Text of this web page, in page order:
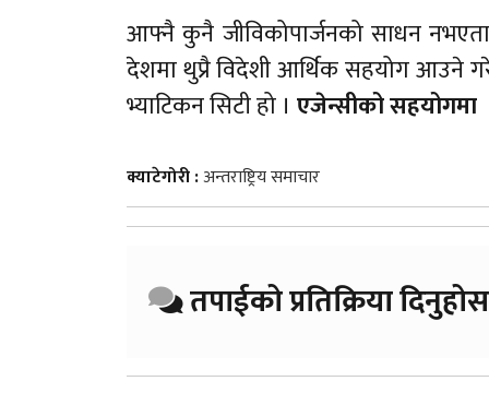
आफ्नै कुनै जीविकोपार्जनको साधन
देशमा थुप्रै विदेशी आर्थिक सहयोग आउने
भ्याटिकन सिटी हो । एजेन्सीको सहयोगमा
क्याटेगोरी :अन्तराष्ट्रिय समाचार
तपाईको प्रतिक्रिया दिनुहोस